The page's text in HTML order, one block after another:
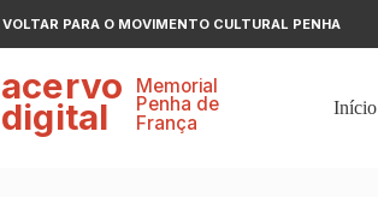
para
o
VOLTAR PARA O MOVIMENTO CULTURAL PENHA
Memorial
Penha de
França
acervo
digital Início